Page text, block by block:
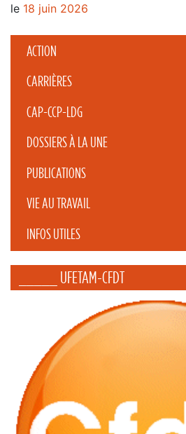
ACTION
CARRIÈRES
CAP-CCP-LDG
DOSSIERS À LA UNE
PUBLICATIONS
VIE AU TRAVAIL
INFOS UTILES
_____ UFETAM-CFDT
le 18 juin 2026